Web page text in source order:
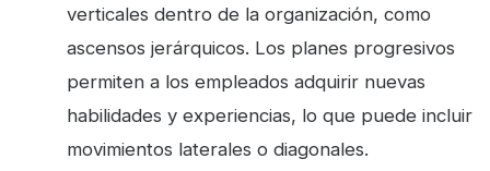
verticales dentro de la organización, como
ascensos jerárquicos. Los planes progresivos
permiten a los empleados adquirir nuevas
habilidades y experiencias, lo que puede incluir
movimientos laterales o diagonales.